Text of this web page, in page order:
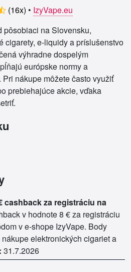
(16x) • IzyVape.eu
pôsobiaci na Slovensku,
cigarety, e‑liquidy a príslušenstvo
výhradne dospelým
európske normy a
nákupe môžete často využiť
prebiehajúce akcie, vďaka
cashback za registráciu na
v hodnote 8 € za registráciu
v e-shope IzyVape. Body
elektronických cigariet a
31.7.2026